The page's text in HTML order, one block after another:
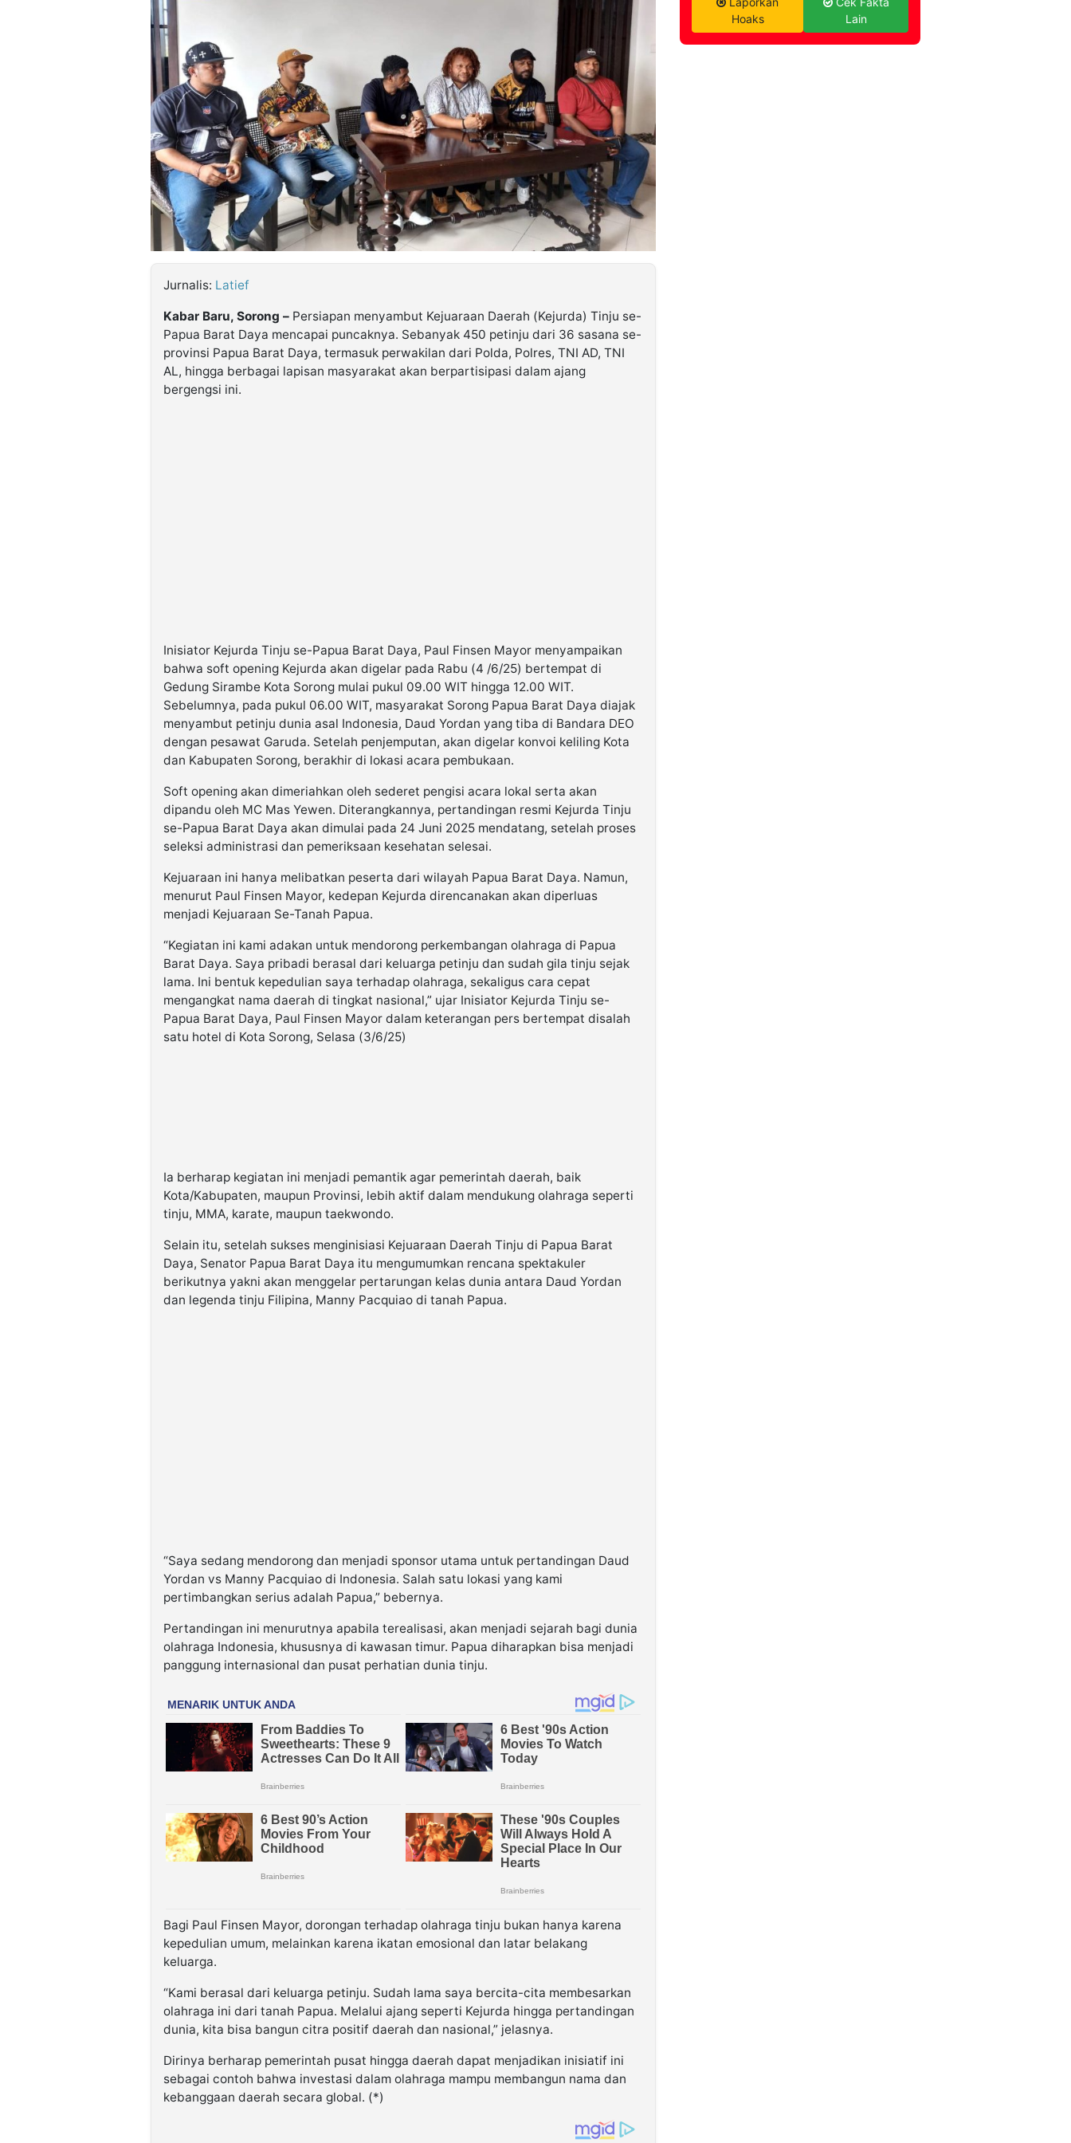
Jurnalis: Latief
Kabar Baru, Sorong – Persiapan menyambut Kejuaraan Daerah (Kejurda) Tinju se-
Papua Barat Daya mencapai puncaknya. Sebanyak 450 petinju dari 36 sasana se-
provinsi Papua Barat Daya, termasuk perwakilan dari Polda, Polres, TNI AD, TNI
AL, hingga berbagai lapisan masyarakat akan berpartisipasi dalam ajang
bergengsi ini.
Inisiator Kejurda Tinju se-Papua Barat Daya, Paul Finsen Mayor menyampaikan
bahwa soft opening Kejurda akan digelar pada Rabu (4 /6/25) bertempat di
Gedung Sirambe Kota Sorong mulai pukul 09.00 WIT hingga 12.00 WIT.
Sebelumnya, pada pukul 06.00 WIT, masyarakat Sorong Papua Barat Daya diajak
menyambut petinju dunia asal Indonesia, Daud Yordan yang tiba di Bandara DEO
dengan pesawat Garuda. Setelah penjemputan, akan digelar konvoi keliling Kota
dan Kabupaten Sorong, berakhir di lokasi acara pembukaan.
Soft opening akan dimeriahkan oleh sederet pengisi acara lokal serta akan
dipandu oleh MC Mas Yewen. Diterangkannya, pertandingan resmi Kejurda Tinju
se-Papua Barat Daya akan dimulai pada 24 Juni 2025 mendatang, setelah proses
seleksi administrasi dan pemeriksaan kesehatan selesai.
Kejuaraan ini hanya melibatkan peserta dari wilayah Papua Barat Daya. Namun,
menurut Paul Finsen Mayor, kedepan Kejurda direncanakan akan diperluas
menjadi Kejuaraan Se-Tanah Papua.
“Kegiatan ini kami adakan untuk mendorong perkembangan olahraga di Papua
Barat Daya. Saya pribadi berasal dari keluarga petinju dan sudah gila tinju sejak
lama. Ini bentuk kepedulian saya terhadap olahraga, sekaligus cara cepat
mengangkat nama daerah di tingkat nasional,” ujar Inisiator Kejurda Tinju se-
Papua Barat Daya, Paul Finsen Mayor dalam keterangan pers bertempat disalah
satu hotel di Kota Sorong, Selasa (3/6/25)
Ia berharap kegiatan ini menjadi pemantik agar pemerintah daerah, baik
Kota/Kabupaten, maupun Provinsi, lebih aktif dalam mendukung olahraga seperti
tinju, MMA, karate, maupun taekwondo.
Selain itu, setelah sukses menginisiasi Kejuaraan Daerah Tinju di Papua Barat
Daya, Senator Papua Barat Daya itu mengumumkan rencana spektakuler
berikutnya yakni akan menggelar pertarungan kelas dunia antara Daud Yordan
dan legenda tinju Filipina, Manny Pacquiao di tanah Papua.
“Saya sedang mendorong dan menjadi sponsor utama untuk pertandingan Daud
Yordan vs Manny Pacquiao di Indonesia. Salah satu lokasi yang kami
pertimbangkan serius adalah Papua,” bebernya.
Pertandingan ini menurutnya apabila terealisasi, akan menjadi sejarah bagi dunia
olahraga Indonesia, khususnya di kawasan timur. Papua diharapkan bisa menjadi
panggung internasional dan pusat perhatian dunia tinju.
Bagi Paul Finsen Mayor, dorongan terhadap olahraga tinju bukan hanya karena
kepedulian umum, melainkan karena ikatan emosional dan latar belakang
keluarga.
“Kami berasal dari keluarga petinju. Sudah lama saya bercita-cita membesarkan
olahraga ini dari tanah Papua. Melalui ajang seperti Kejurda hingga pertandingan
dunia, kita bisa bangun citra positif daerah dan nasional,” jelasnya.
Dirinya berharap pemerintah pusat hingga daerah dapat menjadikan inisiatif ini
sebagai contoh bahwa investasi dalam olahraga mampu membangun nama dan
kebanggaan daerah secara global. (*)
Hoaks
Lain